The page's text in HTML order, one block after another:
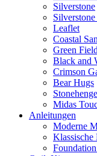
Silverstone
Leaflet
Coastal
Green
Black and
Crimson
Bear Hugs
Midas
Anleitungen
Moderne
Klassische